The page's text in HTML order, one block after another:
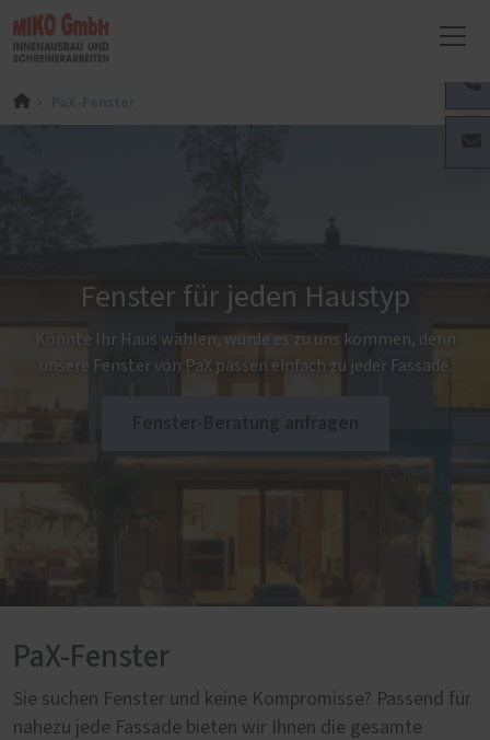
Fenster für jeden Haustyp
Könnte Ihr Haus wählen, würde es zu uns kommen, denn
unsere Fenster von PaX passen einfach zu jeder Fassade.
PaX-Fenster
Sie suchen Fenster und keine Kompromisse? Passend für
nahezu jede Fassade bieten wir Ihnen die gesamte